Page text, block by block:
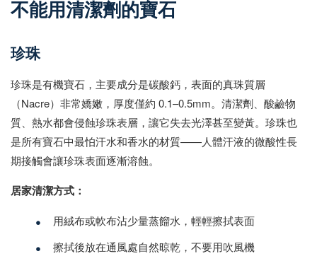
不能用清潔劑的寶石
珍珠
珍珠是有機寶石，主要成分是碳酸鈣，表面的真珠質層
（Nacre）非常嬌嫩，厚度僅約 0.1–0.5mm。清潔劑、酸鹼物
質、熱水都會侵蝕珍珠表層，讓它失去光澤甚至變黃。珍珠也
是所有寶石中最怕汗水和香水的材質——人體汗液的微酸性長
期接觸會讓珍珠表面逐漸溶蝕。
居家清潔方式：
• 用絨布或軟布沾少量蒸餾水，輕輕擦拭表面
• 擦拭後放在通風處自然晾乾，不要用吹風機